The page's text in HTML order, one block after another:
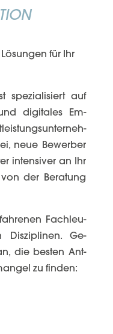
für Ihr
spe­zia­li­­siert auf
di­gi­ta­les Em­
neue Be­wer­­ber
in­ten­­si­ver an Ihr
der Be­ra­tung
Fach­­leu­
Dis­zi­­pli­­nen. Ge­
die bes­ten Ant­
zu fin­den: